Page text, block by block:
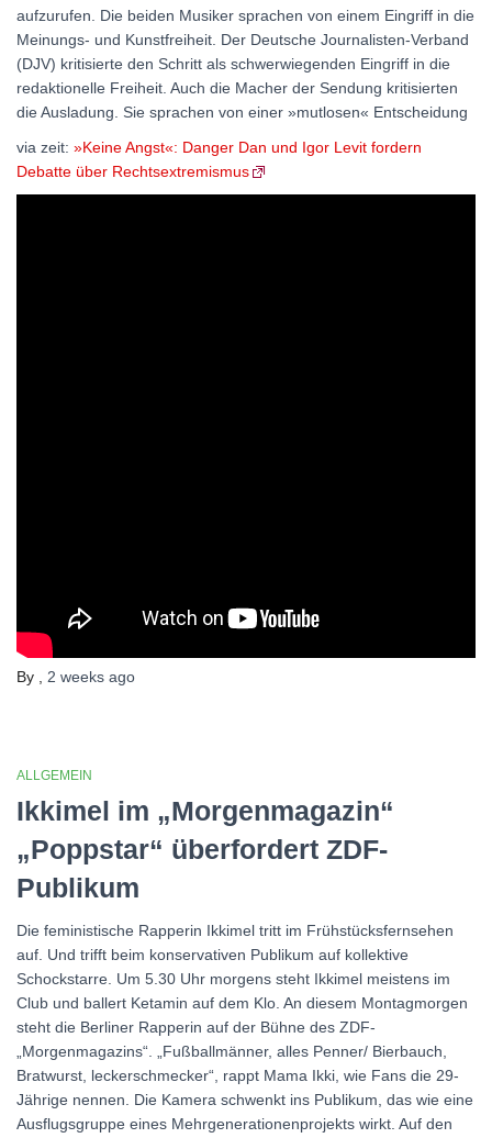
aufzurufen. Die beiden Musiker sprachen von einem Eingriff in die
Meinungs- und Kunstfreiheit. Der Deutsche Journalisten-Verband
(DJV) kritisierte den Schritt als schwerwiegenden Eingriff in die
redaktionelle Freiheit. Auch die Macher der Sendung kritisierten
die Ausladung. Sie sprachen von einer »mutlosen« Entscheidung
via zeit: »Keine Angst«: Danger Dan und Igor Levit fordern
Debatte über Rechtsextremismus
By , 2 weeks ago
ALLGEMEIN
Ikkimel im „Morgenmagazin“
„Poppstar“ überfordert ZDF-
Publikum
Die feministische Rapperin Ikkimel tritt im Frühstücksfernsehen
auf. Und trifft beim konservativen Publikum auf kollektive
Schockstarre. Um 5.30 Uhr morgens steht Ikkimel meistens im
Club und ballert Ketamin auf dem Klo. An diesem Montagmorgen
steht die Berliner Rapperin auf der Bühne des ZDF-
„Morgenmagazins“. „Fußballmänner, alles Penner/ Bierbauch,
Bratwurst, leckerschmecker“, rappt Mama Ikki, wie Fans die 29-
Jährige nennen. Die Kamera schwenkt ins Publikum, das wie eine
Ausflugsgruppe eines Mehrgenerationenprojekts wirkt. Auf den